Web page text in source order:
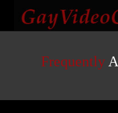
User
Frequently